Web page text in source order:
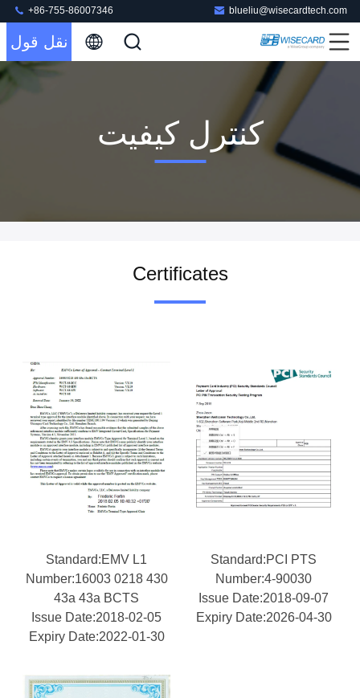
blueliu@wisecardtech.com
+86-755-86007346
نقل قول
کنترل کیفیت
Certificates
Standard:PCI PTS
Number:4-90030
Issue Date:2018-09-07
Expiry Date:2026-04-30
Standard:EMV L1
Number:16003 0218 430
43a 43a BCTS
Issue Date:2018-02-05
Expiry Date:2022-01-30